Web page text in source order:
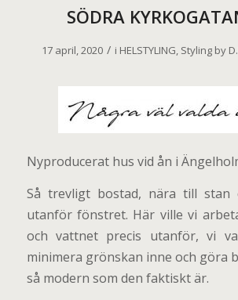
SÖDRA
17 april, 2020 / i HELSTYLING, Styling by
Nyproducerat hus vid ån i
Så trevligt bostad, nära till stan
utanför fönstret. Här ville vi
och vattnet precis utanför, vi
minimera grönskan inne och göra
så modern som den faktiskt är.